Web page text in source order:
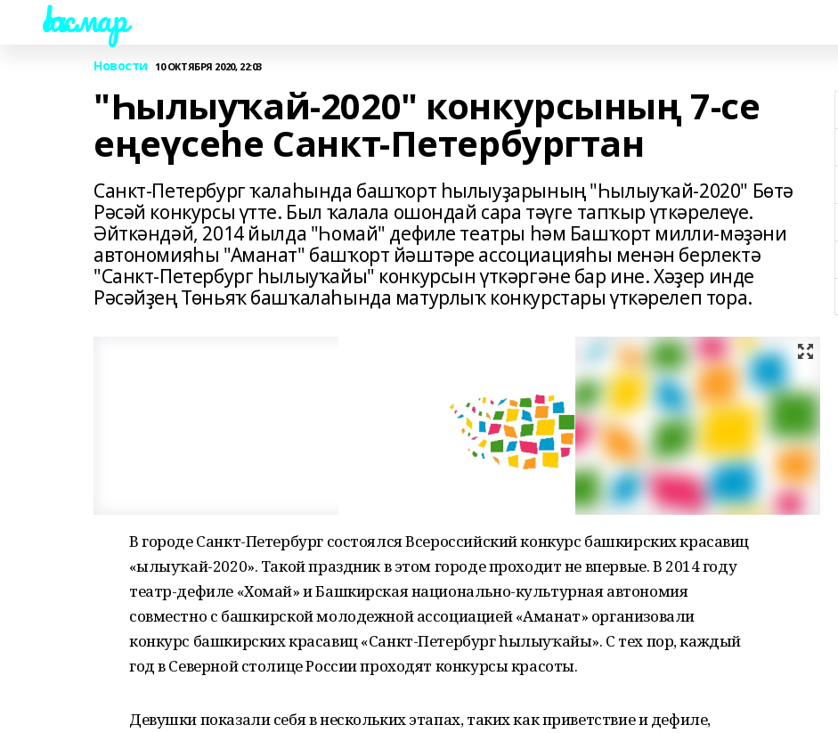
Һаҡмар
Новости 10 ОКТЯБРЯ 2020, 22:03
"Һылыуҡай-2020" конкурсының 7-се
еңеүсеһе Санкт-Петербургтан
Санкт-Петербург ҡалаһында башҡорт һылыуҙарының "Һылыуҡай-2020" Бөтә
Рәсәй конкурсы үтте. Был ҡалала ошондай сара тәүге тапҡыр үткәрелеүе.
Әйткәндәй, 2014 йылда "Һомай" дефиле театры һәм Башҡорт милли-мәҙәни
автономияһы "Аманат" башҡорт йәштәре ассоциацияһы менән берлектә
"Санкт-Петербург һылыуҡайы" конкурсын үткәргәне бар ине. Хәҙер инде
Рәсәйҙең Төньяҡ башҡалаһында матурлыҡ конкурстары үткәрелеп тора.
В городе Санкт-Петербург состоялся Всероссийский конкурс башкирских красавиц
«Һылыуҡай-2020». Такой праздник в этом городе проходит не впервые. В 2014 году
театр-дефиле «Хомай» и Башкирская национально-культурная автономия
совместно с башкирской молодежной ассоциацией «Аманат» организовали
конкурс башкирских красавиц «Санкт-Петербург һылыуҡайы». С тех пор, каждый
год в Северной столице России проходят конкурсы красоты.
Девушки показали себя в нескольких этапах, таких как приветствие и дефиле,